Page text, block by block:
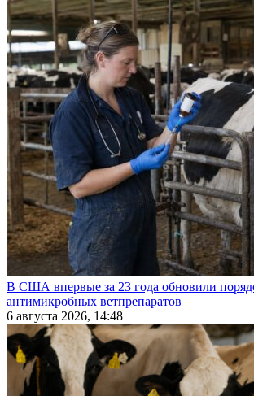
В США впервые за 23 года обновили
антимикробных ветпрепаратов
6 августа 2026, 14:48